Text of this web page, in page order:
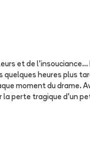
et de
heures plus
moment du drame.
perte tragique d'un